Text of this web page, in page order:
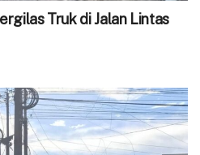
Truk di Jalan Lintas